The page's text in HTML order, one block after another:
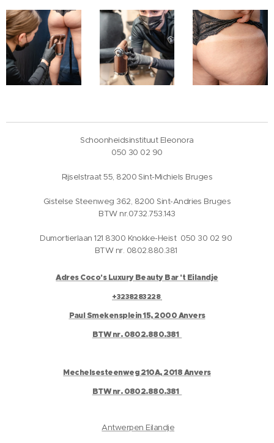
Schoonheidsinstituut Eleonora
050 30 02 90
Rijselstraat 55, 8200 Sint-Michiels Bruges
Gistelse Steenweg 362, 8200 Sint-Andries Bruges
BTW nr.0732.753.143
Dumortierlaan 121 8300 Knokke-Heist 050 30 02 90
BTW nr. 0802.880.381
Adres Coco's Luxury Beauty Bar 't Eilandje
+3238283228
Paul Smekensplein 15, 2000 Anvers
BTW nr. 0802.880.381
Mechelsesteenweg 210A, 2018 Anvers
BTW nr. 0802.880.381
Antwerpen Eilandje